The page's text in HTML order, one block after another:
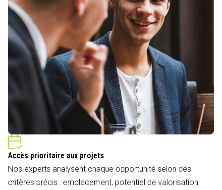
Accès prioritaire aux projets
Nos experts analysent chaque opportunité selon des
critères précis : emplacement, potentiel de valorisation,